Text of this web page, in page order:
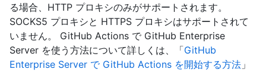
る場合、HTTP プロキシのみがサポートされます。
SOCKS5 プロキシと HTTPS プロキシはサポートされて
いません。 GitHub Actions で GitHub Enterprise
Server を使う方法について詳しくは、「GitHub
Enterprise Server で GitHub Actions を開始する方法 」